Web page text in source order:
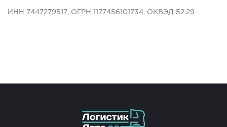
ИНН 7447279517, ОГРН 1177456101734, ОКВЭД 52.29